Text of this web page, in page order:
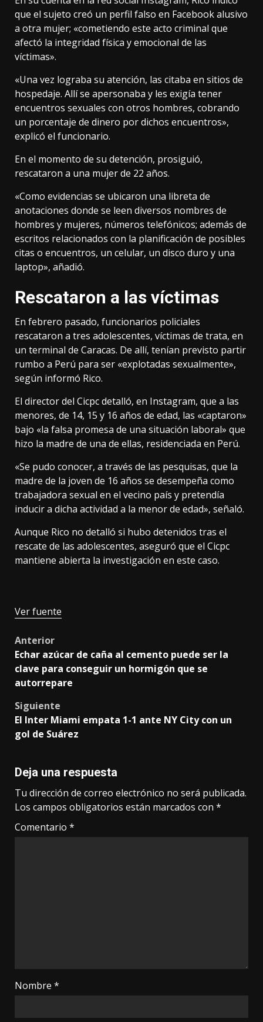
que el sujeto creó un perfil falso en Facebook alusivo
a otra mujer; «cometiendo este acto criminal que
afectó la integridad física y emocional de las
víctimas».
«Una vez lograba su atención, las citaba en sitios de
hospedaje. Allí se apersonaba y les exigía tener
encuentros sexuales con otros hombres, cobrando
un porcentaje de dinero por dichos encuentros»,
explicó el funcionario.
En el momento de su detención, prosiguió,
rescataron a una mujer de 22 años.
«Como evidencias se ubicaron una libreta de
anotaciones donde se leen diversos nombres de
hombres y mujeres, números telefónicos; además de
escritos relacionados con la planificación de posibles
citas o encuentros, un celular, un disco duro y una
laptop», añadió.
Rescataron a las víctimas
En febrero pasado, funcionarios policiales
rescataron a tres adolescentes, víctimas de trata, en
un terminal de Caracas. De allí, tenían previsto partir
rumbo a Perú para ser «explotadas sexualmente»,
según informó Rico.
El director del Cicpc detalló, en Instagram, que a las
menores, de 14, 15 y 16 años de edad, las «captaron»
bajo «la falsa promesa de una situación laboral» que
hizo la madre de una de ellas, residenciada en Perú.
«Se pudo conocer, a través de las pesquisas, que la
madre de la joven de 16 años se desempeña como
trabajadora sexual en el vecino país y pretendía
inducir a dicha actividad a la menor de edad», señaló.
Aunque Rico no detalló si hubo detenidos tras el
rescate de las adolescentes, aseguró que el Cicpc
mantiene abierta la investigación en este caso.
Ver fuente
Post
navigation
Anterior
Echar azúcar de caña al cemento puede ser la
clave para conseguir un hormigón que se
autorrepare
Siguiente
El Inter Miami empata 1-1 ante NY City con un
gol de Suárez
Deja una respuesta
Tu dirección de correo electrónico no será publicada.
Los campos obligatorios están marcados con *
Comentario *
Nombre *